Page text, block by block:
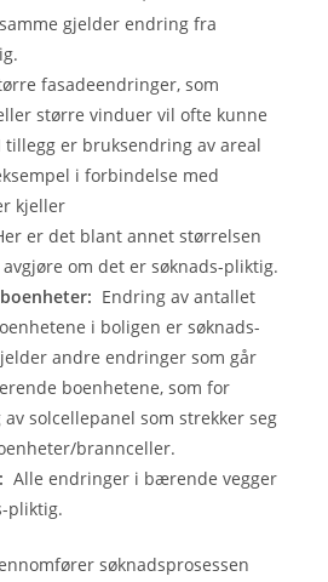
gjelder endring fra
fasadeendringer, som
større vinduer vil ofte kunne
er bruksendring av areal
i forbindelse med
kjeller‍
er det blant annet størrelsen
om det er søknads-pliktig.‍
Endring av antallet
i boligen er søknads-
andre endringer som går
boenhetene, som for
solcellepanel som strekker seg
brannceller.‍
Alle endringer i bærende vegger
pliktig.
søknadsprosessen